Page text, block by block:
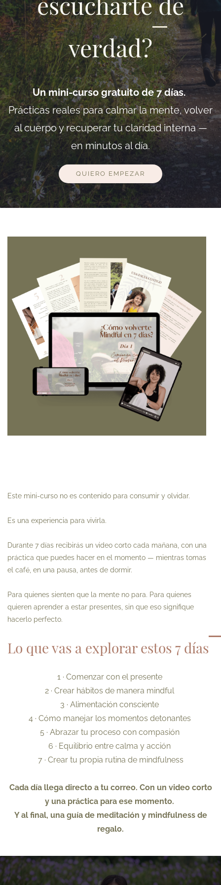
verdad?
Un mini-curso gratuito de 7 días.
Prácticas reales para calmar la mente, volver
al cuerpo y recuperar tu claridad interna —
en minutos al día.
QUIERO EMPEZAR
Este mini-curso no es contenido para consumir y olvidar.
Es una experiencia para vivirla.
Durante 7 días recibirás un video corto cada mañana, con una
práctica que puedes hacer en el momento — mientras tomas
el café, en una pausa, antes de dormir.
Para quienes sienten que la mente no para. Para quienes
quieren aprender a estar presentes, sin que eso signifique
hacerlo perfecto.
Lo que vas a explorar estos 7 días
1 · Comenzar con el presente
2 · Crear hábitos de manera mindful
3 · Alimentación consciente
4 · Cómo manejar los momentos detonantes
5 · Abrazar tu proceso con compasión
6 · Equilibrio entre calma y acción
7 · Crear tu propia rutina de mindfulness
Cada día llega directo a tu correo. Con un video corto
y una práctica para ese momento.
Y al final, una guía de meditación y mindfulness de
regalo.